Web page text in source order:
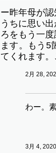
ー昨年母が
うちに思い
ろをもう一
ます。もう5
てくれます
2月 28,
わー。
3月 4,